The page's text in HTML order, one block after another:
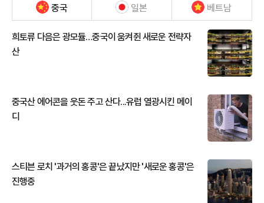
중국 일본 베트남
희토류 다음은 광모듈…중국이 움켜쥔 새로운 전략자
산
중국산 에어콘을 웃돈 주고 산다...유럽 열광시킨 메이
디
스티븐 로치 '과거의 홍콩'은 끝났지만 '새로운 홍콩'은
진행중